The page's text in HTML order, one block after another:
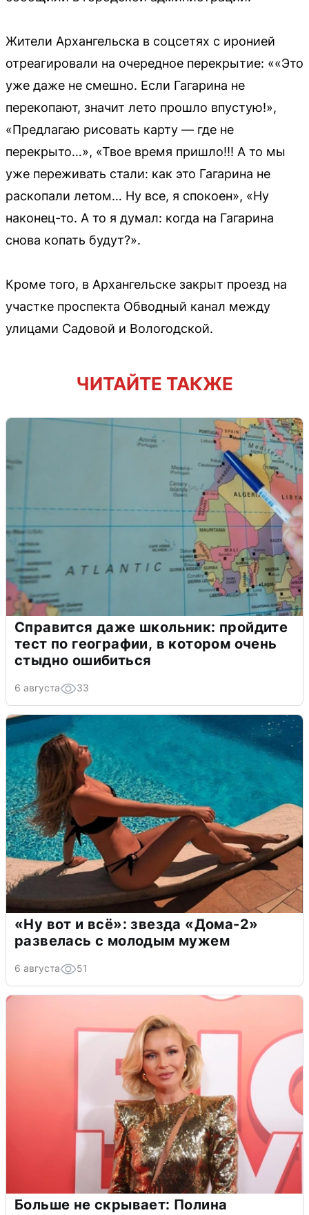
Жители Архангельска в соцсетях с иронией
отреагировали на очередное перекрытие: ««Это
уже даже не смешно. Если Гагарина не
перекопают, значит лето прошло впустую!»,
«Предлагаю рисовать карту — где не
перекрыто…», «Твое время пришло!!! А то мы
уже переживать стали: как это Гагарина не
раскопали летом… Ну все, я спокоен», «Ну
наконец-то. А то я думал: когда на Гагарина
снова копать будут?».
Кроме того, в Архангельске закрыт проезд на
участке проспекта Обводный канал между
улицами Садовой и Вологодской.
ЧИТАЙТЕ ТАКЖЕ
Справится даже школьник: пройдите
тест по географии, в котором очень
стыдно ошибиться
6 августа 33
«Ну вот и всё»: звезда «Дома-2»
развелась с молодым мужем
6 августа 51
Больше не скрывает: Полина